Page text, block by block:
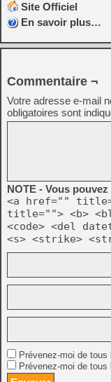
Site Officiel
En savoir plus…
Commentaire ¬
Votre adresse e-mail
obligatoires sont
NOTE - Vous
<a href=""
title=""> <b>
<code> <del
<s> <strike>
Prévenez-moi de
Prévenez-moi de